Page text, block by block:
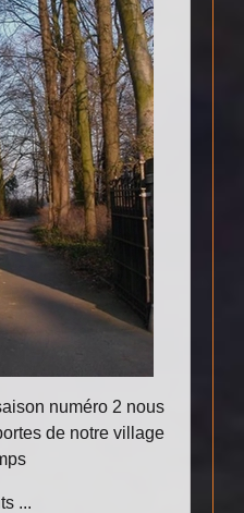
numéro 2 nous
de notre village
...